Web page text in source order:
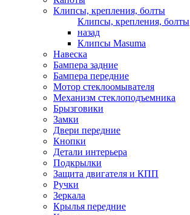
Клипсы, крепления, болты
Клипсы, крепления, болты
назад
Клипсы Masuma
Навеска
Бампера задние
Бампера передние
Мотор стеклоомывателя
Механизм стеклоподъемника
Брызговики
Замки
Двери передние
Кнопки
Детали интерьера
Подкрылки
Защита двигателя и КПП
Ручки
Зеркала
Крылья передние